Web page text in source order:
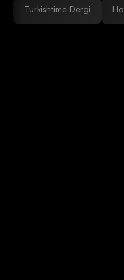
Turkishtime Dergi